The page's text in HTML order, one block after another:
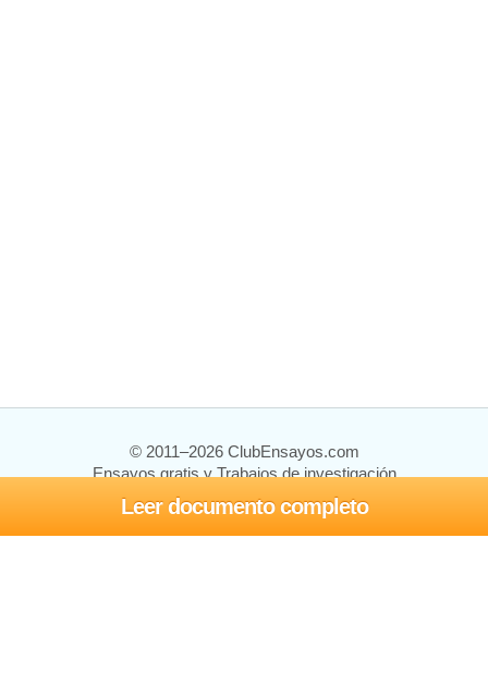
Leer documento completo
© 2011–2026 ClubEnsayos.com
Ensayos gratis y Trabajos de investigación